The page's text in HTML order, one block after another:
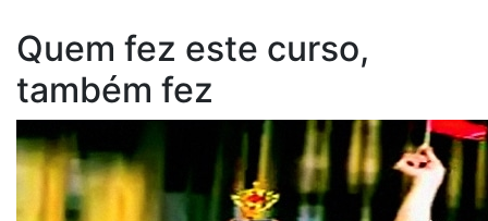
Quem fez este curso,
também fez